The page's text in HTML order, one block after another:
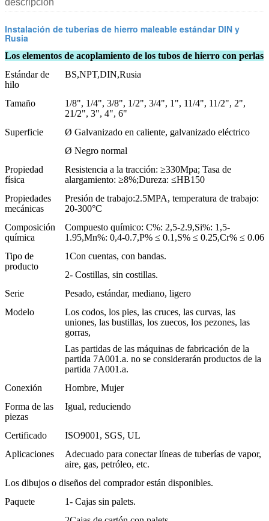
Instalación de tuberías de hierro maleable estándar DIN y
Rusia
Los elementos de acoplamiento de los tubos de hierro con perlas
Estándar de
hilo
BS,NPT,DIN,Rusia
Tamaño
1/8", 1/4", 3/8", 1/2", 3/4", 1", 11/4", 11/2", 2",
21/2", 3", 4", 6"
Superficie
Ø Galvanizado en caliente, galvanizado eléctrico
Ø Negro normal
Propiedad
física
Resistencia a la tracción: ≥330Mpa; Tasa de
alargamiento: ≥8%;Dureza: ≤HB150
Propiedades
mecánicas
Presión de trabajo:2.5MPA, temperatura de trabajo:
20-300°C
Composición
química
Compuesto químico: C%: 2,5-2.9,Si%: 1,5-
1.95,Mn%: 0,4-0.7,P% ≤ 0.1,S% ≤ 0.25,Cr% ≤ 0.06
Tipo de
producto
1Con cuentas, con bandas.
2- Costillas, sin costillas.
Serie
Pesado, estándar, mediano, ligero
Modelo
Los codos, los pies, las cruces, las curvas, las
uniones, las bustillas, los zuecos, los pezones, las
gorras,
Las partidas de las máquinas de fabricación de la
partida 7A001.a. no se considerarán productos de la
partida 7A001.a.
Conexión
Hombre, Mujer
Forma de las
piezas
Igual, reduciendo
Certificado
ISO9001, SGS, UL
Aplicaciones
Adecuado para conectar líneas de tuberías de vapor,
aire, gas, petróleo, etc.
Los dibujos o diseños del comprador están disponibles.
Paquete
1- Cajas sin palets.